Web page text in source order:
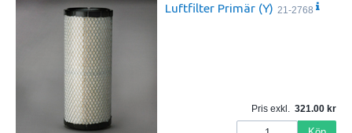
Luftfilter Primär (Y) 21-2768
Pris exkl. 321.00